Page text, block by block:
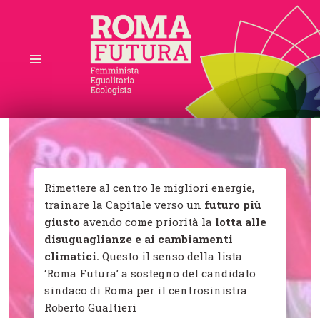
Rimettere al centro le migliori energie,
trainare la Capitale verso un futuro più
giusto avendo come priorità la lotta alle
disuguaglianze e ai cambiamenti
climatici. Questo il senso della lista
‘Roma Futura’ a sostegno del candidato
sindaco di Roma per il centrosinistra
Roberto Gualtieri